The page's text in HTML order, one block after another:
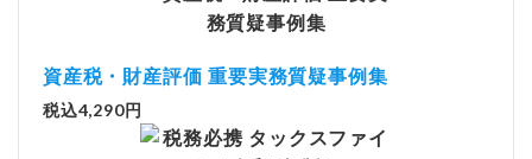
資産税・財産評価 重要実務質疑事例集
税込4,290円